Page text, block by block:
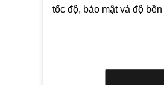
tốc độ, bảo mật và độ